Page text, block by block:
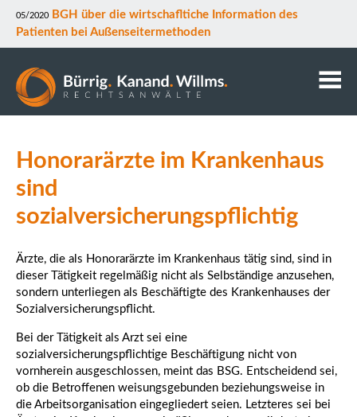
05/2020
BGH über die wirtschafltiche Information des
Patienten bei Außenseitermethoden
Anwälte
Mitarbeiter
Downloads
Datenschutz
Rechtsgebiete
Honorarärzte im Krankenhaus
sind
sozialversicherungspflichtig
Ärzte, die als Honorarärzte im Krankenhaus tätig sind, sind in
dieser Tätigkeit regelmäßig nicht als Selbständige anzusehen,
sondern unterliegen als Beschäftigte des Krankenhauses der
Sozialversicherungspflicht.
Bei der Tätigkeit als Arzt sei eine
sozialversicherungspflichtige Beschäftigung nicht von
vornherein ausgeschlossen, meint das BSG. Entscheidend sei,
ob die Betroffenen weisungsgebunden beziehungsweise in
die Arbeitsorganisation eingegliedert seien. Letzteres sei bei